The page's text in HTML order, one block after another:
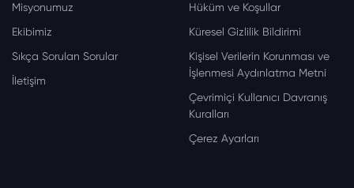
Misyonumuz
Ekibimiz
Sıkça Sorulan Sorular
İletişim
Hüküm ve Koşullar
Küresel Gizlilik Bildirimi
Kişisel Verilerin Korunması ve
İşlenmesi Aydınlatma Metni
Çevrimiçi Kullanıcı Davranış
Kuralları
Çerez Ayarları